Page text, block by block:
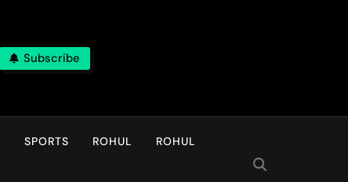
Subscribe
SPORTS ROHUL ROHUL